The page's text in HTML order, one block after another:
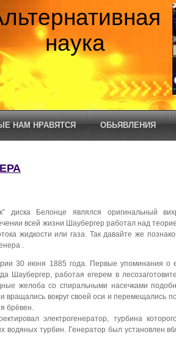
наука
НАМ НРАВЯТСЯ ОБЬЯВЛЕНИЯ
диска Белонце являлся оригинальный
всей жизни Шаубергер работал над
жидкости или газа. Так давайте же
.
30 июня 1885 года. Первые упоминания о
Шаубергер, работая егерем в
желоба со спиральными насечками
вращались вокруг своей оси и перемещались
брёвен.
электрогенератор, турбина
водяных турбин. Генератор был установлен